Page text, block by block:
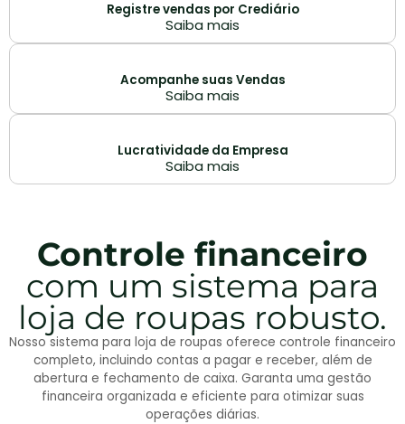
Registre vendas por Crediário
Saiba mais
Acompanhe suas Vendas
Saiba mais
Lucratividade da Empresa
Saiba mais
Controle financeiro
com um sistema para
loja de roupas robusto.
Nosso sistema para loja de roupas oferece controle financeiro
completo, incluindo contas a pagar e receber, além de
abertura e fechamento de caixa. Garanta uma gestão
financeira organizada e eficiente para otimizar suas
operações diárias.